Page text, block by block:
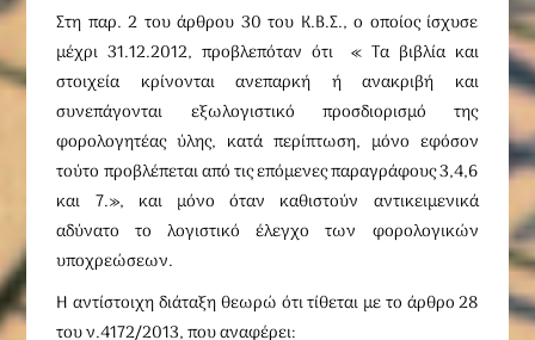
Στη παρ. 2 του άρθρου 30 του Κ.Β.Σ., ο οποίος ίσχυσε
μέχρι 31.12.2012, προβλεπόταν ότι « Τα βιβλία και
στοιχεία κρίνονται ανεπαρκή ή ανακριβή και
συνεπάγονται εξωλογιστικό προσδιορισμό της
φορολογητέας ύλης, κατά περίπτωση, μόνο εφόσον
τούτο προβλέπεται από τις επόμενες παραγράφους 3,4,6
και 7.», και μόνο όταν καθιστούν αντικειμενικά
αδύνατο το λογιστικό έλεγχο των φορολογικών
υποχρεώσεων.
Η αντίστοιχη διάταξη θεωρώ ότι τίθεται με το άρθρο 28
του ν.4172/2013, που αναφέρει: